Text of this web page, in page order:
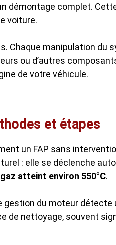
démontage complet.
voiture.
Chaque manipulation du
ou d’autres
de votre véhicule.
et étapes
un FAP sans
: elle se déclenche
atteint environ 550°C.
du moteur détecte
de nettoyage, souvent